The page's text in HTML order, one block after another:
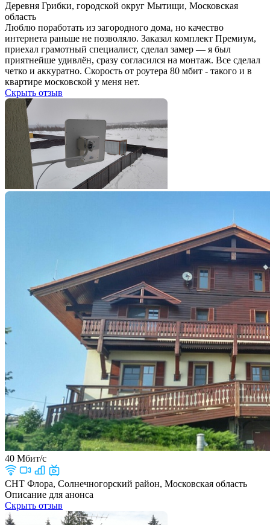
Деревня Грибки, городской округ Мытищи, Московская
область
Люблю поработать из загородного дома, но качество
интернета раньше не позволяло. Заказал комплект Премиум,
приехал грамотный специалист, сделал замер — я был
приятнейше удивлён, сразу согласился на монтаж. Все сделал
четко и аккуратно. Скорость от роутера 80 мбит - такого и в
квартире московской у меня нет.
Скрыть отзыв
40 Мбит/с
СНТ Флора, Солнечногорский район, Московская область
Описание для анонса
Скрыть отзыв